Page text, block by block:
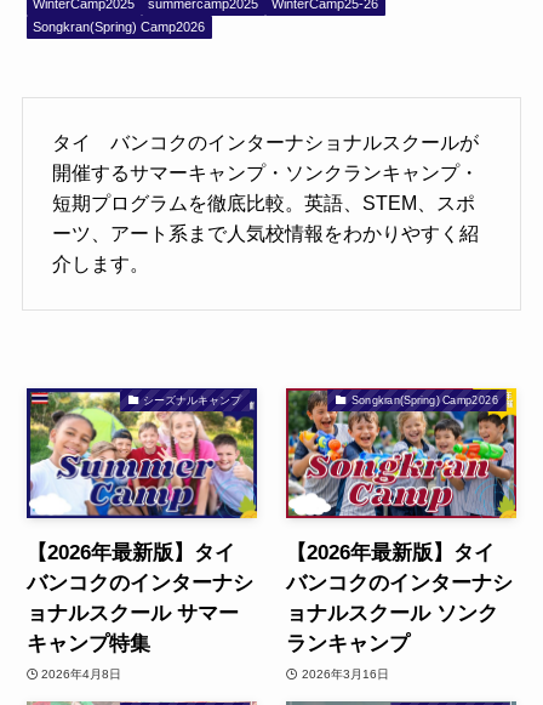
WinterCamp2025
summercamp2025
WinterCamp25-26
Songkran(Spring) Camp2026
タイ バンコクのインターナショナルスクールが
開催するサマーキャンプ・ソンクランキャンプ・
短期プログラムを徹底比較。英語、STEM、スポ
ーツ、アート系まで人気校情報をわかりやすく紹
介します。
シーズナルキャンプ
【2026年最新版】タイ
バンコクのインターナシ
ョナルスクール サマー
キャンプ特集
2026年4月8日
Songkran(Spring) Camp2026
【2026年最新版】タイ
バンコクのインターナシ
ョナルスクール ソンク
ランキャンプ
2026年3月16日